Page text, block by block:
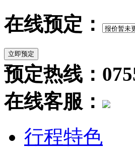
在线预定：
预定热线：
在线客服：
行程特色